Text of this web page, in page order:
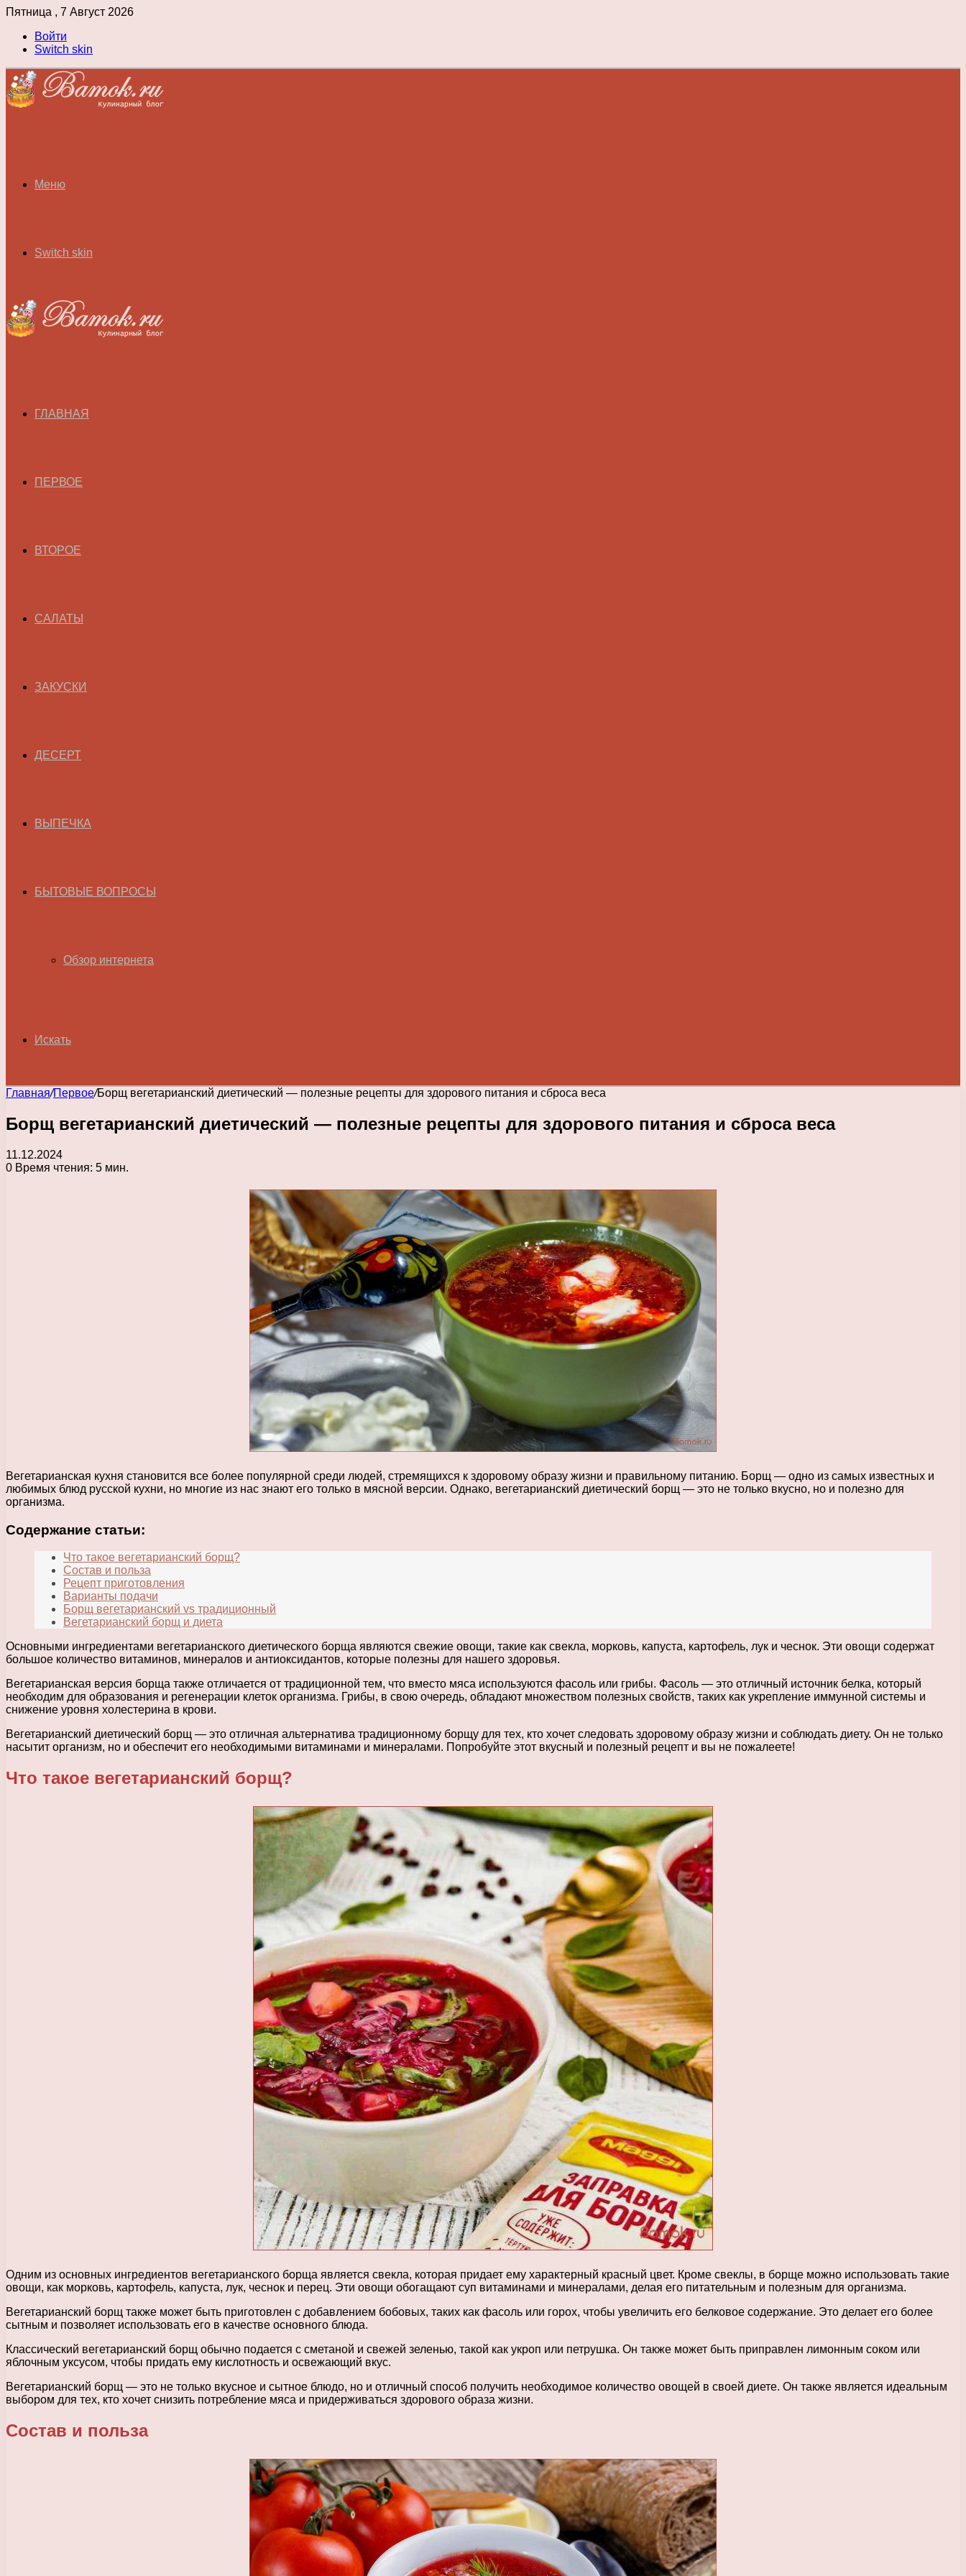
Пятница , 7 Август 2026
Войти
Switch skin
Меню
Switch skin
ГЛАВНАЯ
ПЕРВОЕ
ВТОРОЕ
САЛАТЫ
ЗАКУСКИ
ДЕСЕРТ
ВЫПЕЧКА
БЫТОВЫЕ ВОПРОСЫ
Обзор интернета
Искать
Главная/Первое/Борщ вегетарианский диетический — полезные рецепты для здорового питания и сброса веса
Борщ вегетарианский диетический — полезные рецепты для здорового питания и сброса веса
11.12.2024
0 Время чтения: 5 мин.
Вегетарианская кухня становится все более популярной среди людей, стремящихся к здоровому образу жизни и правильному питанию. Борщ — одно из самых известных и
любимых блюд русской кухни, но многие из нас знают его только в мясной версии. Однако, вегетарианский диетический борщ — это не только вкусно, но и полезно для
организма.
Содержание статьи:
Что такое вегетарианский борщ?
Состав и польза
Рецепт приготовления
Варианты подачи
Борщ вегетарианский vs традиционный
Вегетарианский борщ и диета
Основными ингредиентами вегетарианского диетического борща являются свежие овощи, такие как свекла, морковь, капуста, картофель, лук и чеснок. Эти овощи содержат
большое количество витаминов, минералов и антиоксидантов, которые полезны для нашего здоровья.
Вегетарианская версия борща также отличается от традиционной тем, что вместо мяса используются фасоль или грибы. Фасоль — это отличный источник белка, который
необходим для образования и регенерации клеток организма. Грибы, в свою очередь, обладают множеством полезных свойств, таких как укрепление иммунной системы и
снижение уровня холестерина в крови.
Вегетарианский диетический борщ — это отличная альтернатива традиционному борщу для тех, кто хочет следовать здоровому образу жизни и соблюдать диету. Он не только
насытит организм, но и обеспечит его необходимыми витаминами и минералами. Попробуйте этот вкусный и полезный рецепт и вы не пожалеете!
Что такое вегетарианский борщ?
Одним из основных ингредиентов вегетарианского борща является свекла, которая придает ему характерный красный цвет. Кроме свеклы, в борще можно использовать такие
овощи, как морковь, картофель, капуста, лук, чеснок и перец. Эти овощи обогащают суп витаминами и минералами, делая его питательным и полезным для организма.
Вегетарианский борщ также может быть приготовлен с добавлением бобовых, таких как фасоль или горох, чтобы увеличить его белковое содержание. Это делает его более
сытным и позволяет использовать его в качестве основного блюда.
Классический вегетарианский борщ обычно подается с сметаной и свежей зеленью, такой как укроп или петрушка. Он также может быть приправлен лимонным соком или
яблочным уксусом, чтобы придать ему кислотность и освежающий вкус.
Вегетарианский борщ — это не только вкусное и сытное блюдо, но и отличный способ получить необходимое количество овощей в своей диете. Он также является идеальным
выбором для тех, кто хочет снизить потребление мяса и придерживаться здорового образа жизни.
Состав и польза